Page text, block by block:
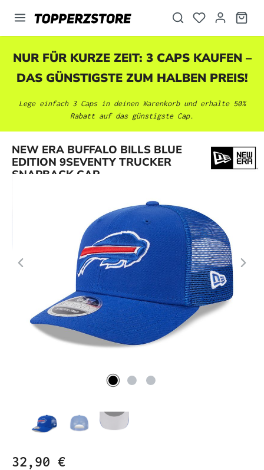
springen
NUR FÜR KURZE ZEIT: 3 CAPS KAUFEN –
DAS GÜNSTIGSTE ZUM HALBEN PREIS!
Lege einfach 3 Caps in deinen Warenkorb und erhalte 50%
Rabatt auf das günstigste Cap.
NEW ERA BUFFALO BILLS BLUE
EDITION 9SEVENTY TRUCKER
SNAPBACK CAP
32,90 €